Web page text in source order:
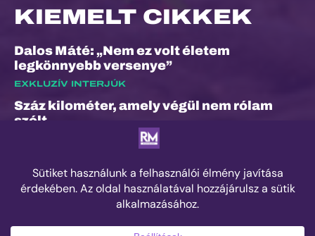
KIEMELT CIKKEK
Dalos Máté: „Nem ez volt életem
legkönnyebb versenye”
EXKLUZÍV INTERJÚK
Száz kilométer, amely végül nem rólam
szólt
fájdalom és a szenvedés nem rossz dolog”
– Interjú Lénárt Krisztiánnal, a Daráló új
pályacsúcstartójával
EDZÉS